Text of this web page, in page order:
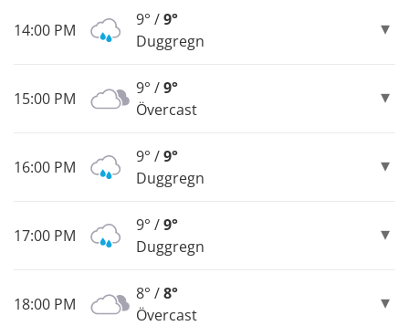
14:00 PM
9° /9°
Duggregn
15:00 PM
9° /9°
Övercast
16:00 PM
9° /9°
Duggregn
17:00 PM
9° /9°
Duggregn
18:00 PM
8° /8°
Övercast